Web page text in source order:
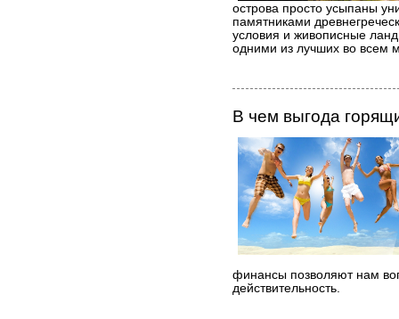
острова просто усыпаны
памятниками
условия и живописные
одними из лучших во всем
В чем выгода
финансы позволяют нам
действительность.